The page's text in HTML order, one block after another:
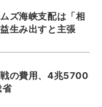
ズ海峡支配は「相
生み出すと主張
の費用、4兆5700
省